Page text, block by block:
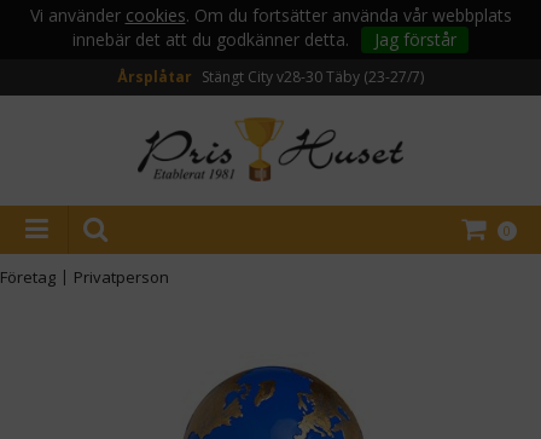
Vi använder cookies. Om du fortsätter använda vår webbplats
innebär det att du godkänner detta.
Jag förstår
Årsplåtar Stängt City v28-30Täby (23-27/7)
0
Företag | Privatperson